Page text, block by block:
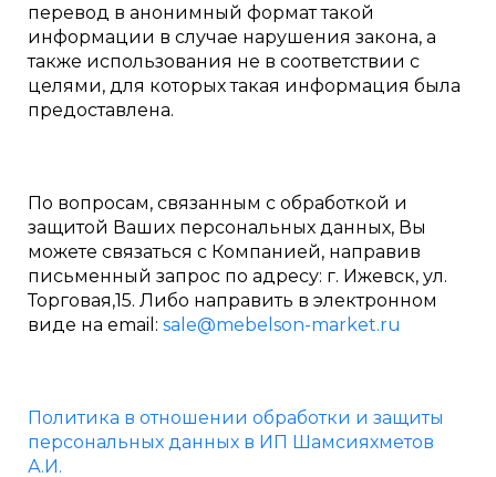
перевод в анонимный формат такой
информации в случае нарушения закона, а
также использования не в соответствии с
целями, для которых такая информация была
предоставлена.
По вопросам, связанным с обработкой и
защитой Ваших персональных данных, Вы
можете связаться с Компанией, направив
письменный запрос по адресу: г. Ижевск, ул.
Торговая,15. Либо направить в электронном
виде на email: sale@mebelson-market.ru
Политика в отношении обработки и защиты
персональных данных в ИП Шамсияхметов
А.И.